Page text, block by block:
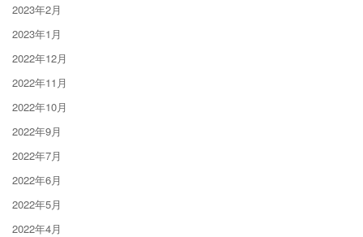
2023年2月
2023年1月
2022年12月
2022年11月
2022年10月
2022年9月
2022年7月
2022年6月
2022年5月
2022年4月